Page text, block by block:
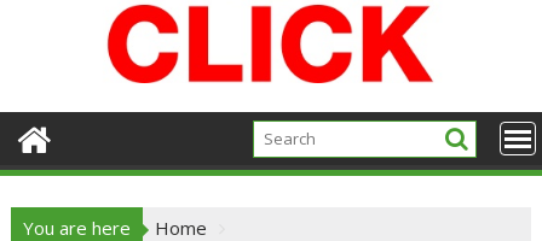
You are here
Home